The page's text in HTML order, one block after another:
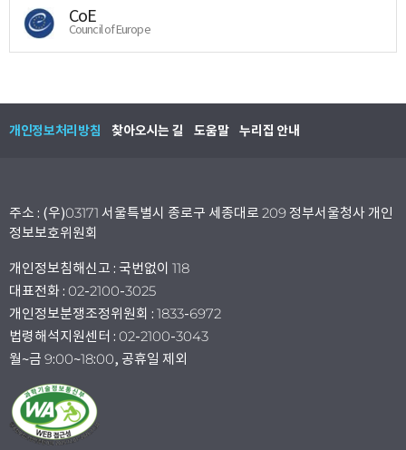
CoE
Council of Europe
개인정보처리방침 찾아오시는 길 도움말 누리집 안내
주소 : (우)03171 서울특별시 종로구 세종대로 209 정부서울청사 개인
정보보호위원회
개인정보침해신고 : 국번없이 118
대표전화 : 02-2100-3025
개인정보분쟁조정위원회 : 1833-6972
법령해석지원센터 : 02-2100-3043
월~금 9:00~18:00, 공휴일 제외